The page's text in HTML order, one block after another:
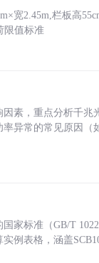
宽2.45m,栏板高
限值标准
素，重点分析千兆
异常的常见原因
家标准（GB/T
例表格，涵盖